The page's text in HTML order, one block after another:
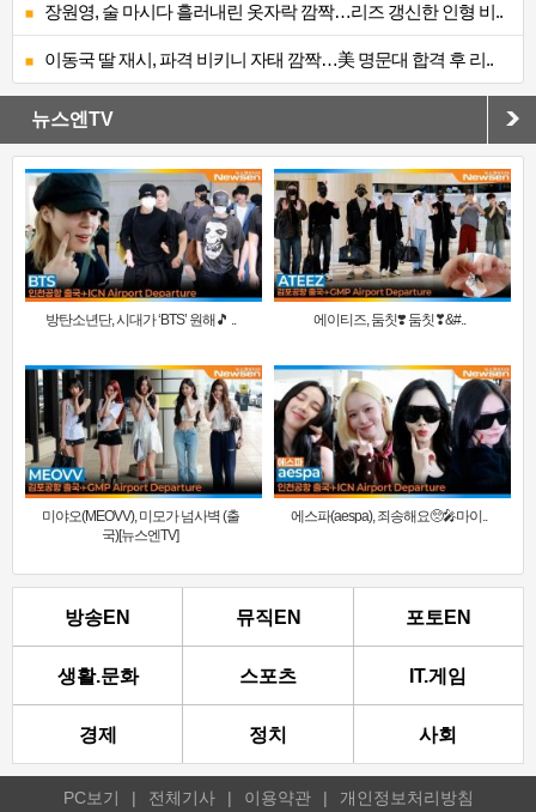
장원영, 술 마시다 흘러내린 옷자락 깜짝…리즈 갱신한 인형 비..
이동국 딸 재시, 파격 비키니 자태 깜짝…美 명문대 합격 후 리..
뉴스엔TV
방탄소년단, 시대가 ‘BTS’ 원해🎵 .. 에이티즈, 둠칫❣️ 둠칫❣&#..
미야오(MEOVV), 미모가 넘사벽 (출
국)[뉴스엔TV]
에스파(aespa), 죄송해요🥺🎤마이..
방송EN 뮤직EN 포토EN
생활.문화 스포츠 IT.게임
경제 정치 사회
PC보기 | 전체기사 | 이용약관 | 개인정보처리방침